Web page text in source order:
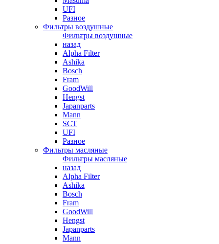
UFI
Разное
Фильтры воздушные
Фильтры воздушные
назад
Alpha Filter
Ashika
Bosch
Fram
GoodWill
Hengst
Japanparts
Mann
SCT
UFI
Разное
Фильтры масляные
Фильтры масляные
назад
Alpha Filter
Ashika
Bosch
Fram
GoodWill
Hengst
Japanparts
Mann